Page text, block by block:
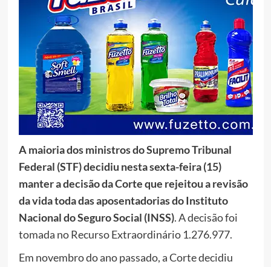
A maioria dos ministros do Supremo Tribunal
Federal (STF) decidiu nesta sexta-feira (15)
manter a decisão da Corte que rejeitou a revisão
da vida toda das aposentadorias do Instituto
Nacional do Seguro Social (INSS). A decisão foi
tomada no Recurso Extraordinário 1.276.977.
Em novembro do ano passado, a Corte decidiu